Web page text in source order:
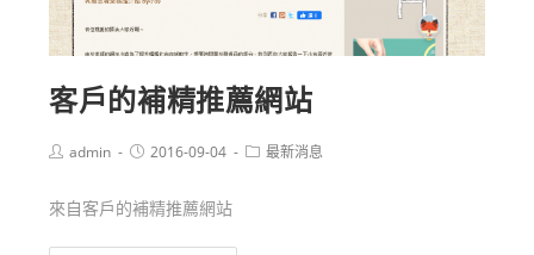
客戶的補精推薦網站
admin 2016-09-04 最新消息
來自客戶的補精推薦網站